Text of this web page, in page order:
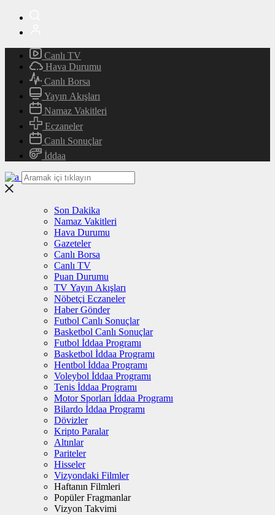
Canlı TV
Hava Durumu
Canlı Borsa
Yayın Akışları
Namaz Vakitleri
Eczaneler
Canlı Sonuçlar
İddaa
Son Dakika
Namaz Vakitleri
Hava Durumu
Gazeteler
Canlı Borsa
Canlı TV
Puan Durumu
TV Yayın Akışları
Nöbetçi Eczaneler
Haber Gönder
Futbol Canlı Sonuçlar
Basketbol Canlı Sonuçlar
Futbol İddaa Programı
Basketbol İddaa Programı
Hentbol İddaa Programı
Voleybol İddaa Programı
Tenis İddaa Programı
Motor Sporları İddaa Programı
Bilardo İddaa Programı
Dövizler
Kripto Paralar
Altınlar
Pariteler
Hisseler
Vizyondaki Filmler
Haftanın Filmleri
Popüler Fragmanlar
Vizyon Takvimi